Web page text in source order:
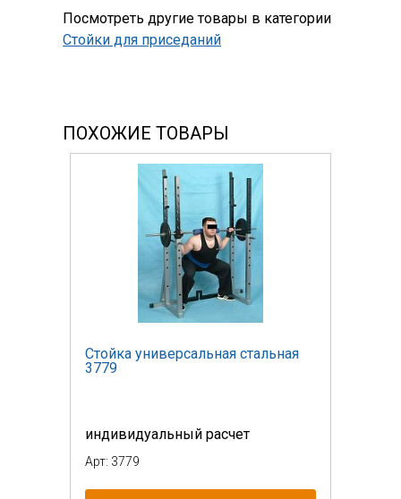
Посмотреть другие товары в категории
Стойки для приседаний
ПОХОЖИЕ ТОВАРЫ
Стойка универсальная стальная
3779
индивидуальный расчет
Арт: 3779